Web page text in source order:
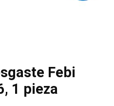
Febi
1 pieza